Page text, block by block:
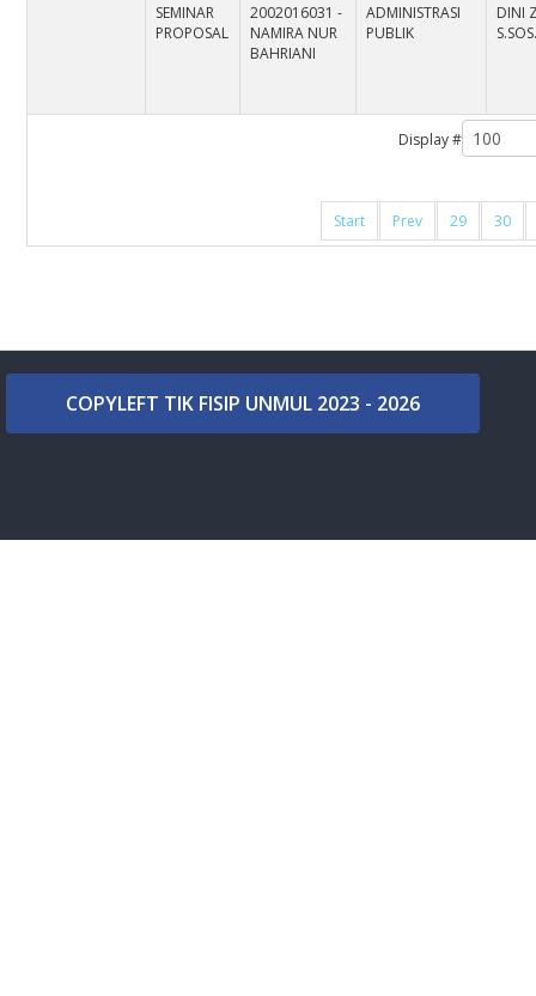
Display #
Start Prev 29 30
SEMINAR
PROPOSAL
2002016031 -
NAMIRA NUR
BAHRIANI
ADMINISTRASI
PUBLIK
DINI
COPYLEFT TIK FISIP UNMUL 2023 - 2026